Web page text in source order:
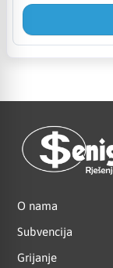
O nama
Subvencija
Grijanje